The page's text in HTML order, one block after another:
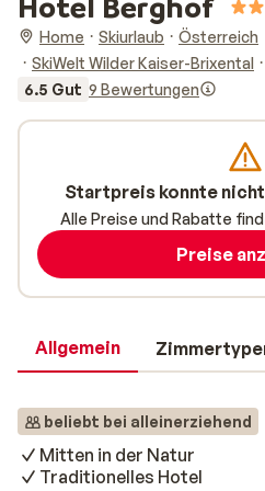
Home Skiurlaub
Österreich
SkiWelt Wilder Kaiser-Brixental
6.5 Gut 9 Bewertungen
Allgemein
beliebt bei alleinerziehend
Mitten in der Natur
Traditionelles Hotel
Startpreis konnte
Alle Preise und Rabatte
Preise